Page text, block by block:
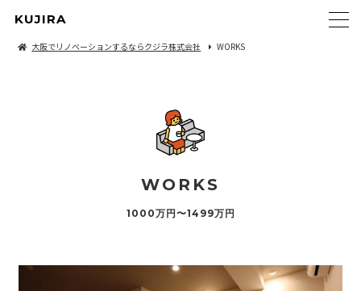
KUJIRA
大阪でリノベーションするならクジラ株式会社 WORKS
WORKS
1000万円〜1499万円